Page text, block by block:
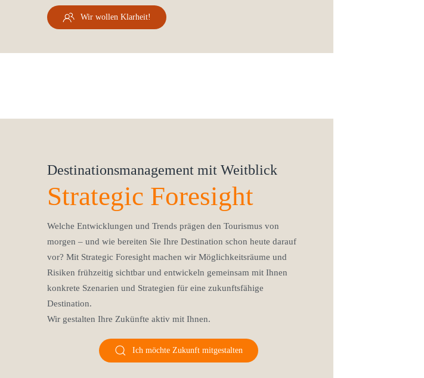
Wir wollen Klarheit!
Destinationsmanagement mit Weitblick
Strategic Foresight
Welche Entwicklungen und Trends prägen den Tourismus von
morgen – und wie bereiten Sie Ihre Destination schon heute darauf
vor? Mit Strategic Foresight machen wir Möglichkeitsräume und
Risiken frühzeitig sichtbar und entwickeln gemeinsam mit Ihnen
konkrete Szenarien und Strategien für eine zukunftsfähige
Destination.
Wir gestalten Ihre Zukünfte aktiv mit Ihnen.
Ich möchte Zukunft mitgestalten